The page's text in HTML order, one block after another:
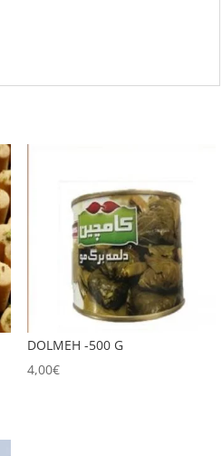
DOLMEH -500 G
4,00€